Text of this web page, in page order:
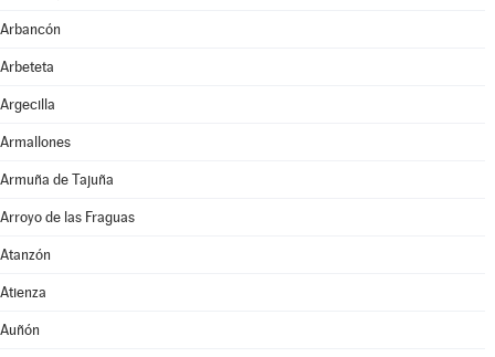
Arbancón
Arbeteta
Argecilla
Armallones
Armuña de Tajuña
Arroyo de las Fraguas
Atanzón
Atienza
Auñón